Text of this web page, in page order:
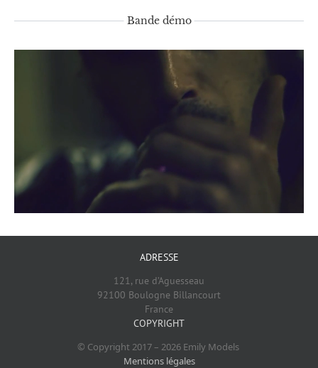
Bande démo
ADRESSE
121, rue d’Aguesseau
92100 Boulogne Billancourt
France
COPYRIGHT
© Copyright 2017 – 2026 Emily Models
Mentions légales